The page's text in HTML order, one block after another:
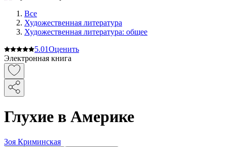
Все
Художественная литература
Художественная литература: общее
5.01Оценить
Электронная книга
Глухие в Америке
Зоя Криминская